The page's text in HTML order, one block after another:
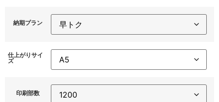
納期プラン
仕上がりサイ
ズ
印刷部数